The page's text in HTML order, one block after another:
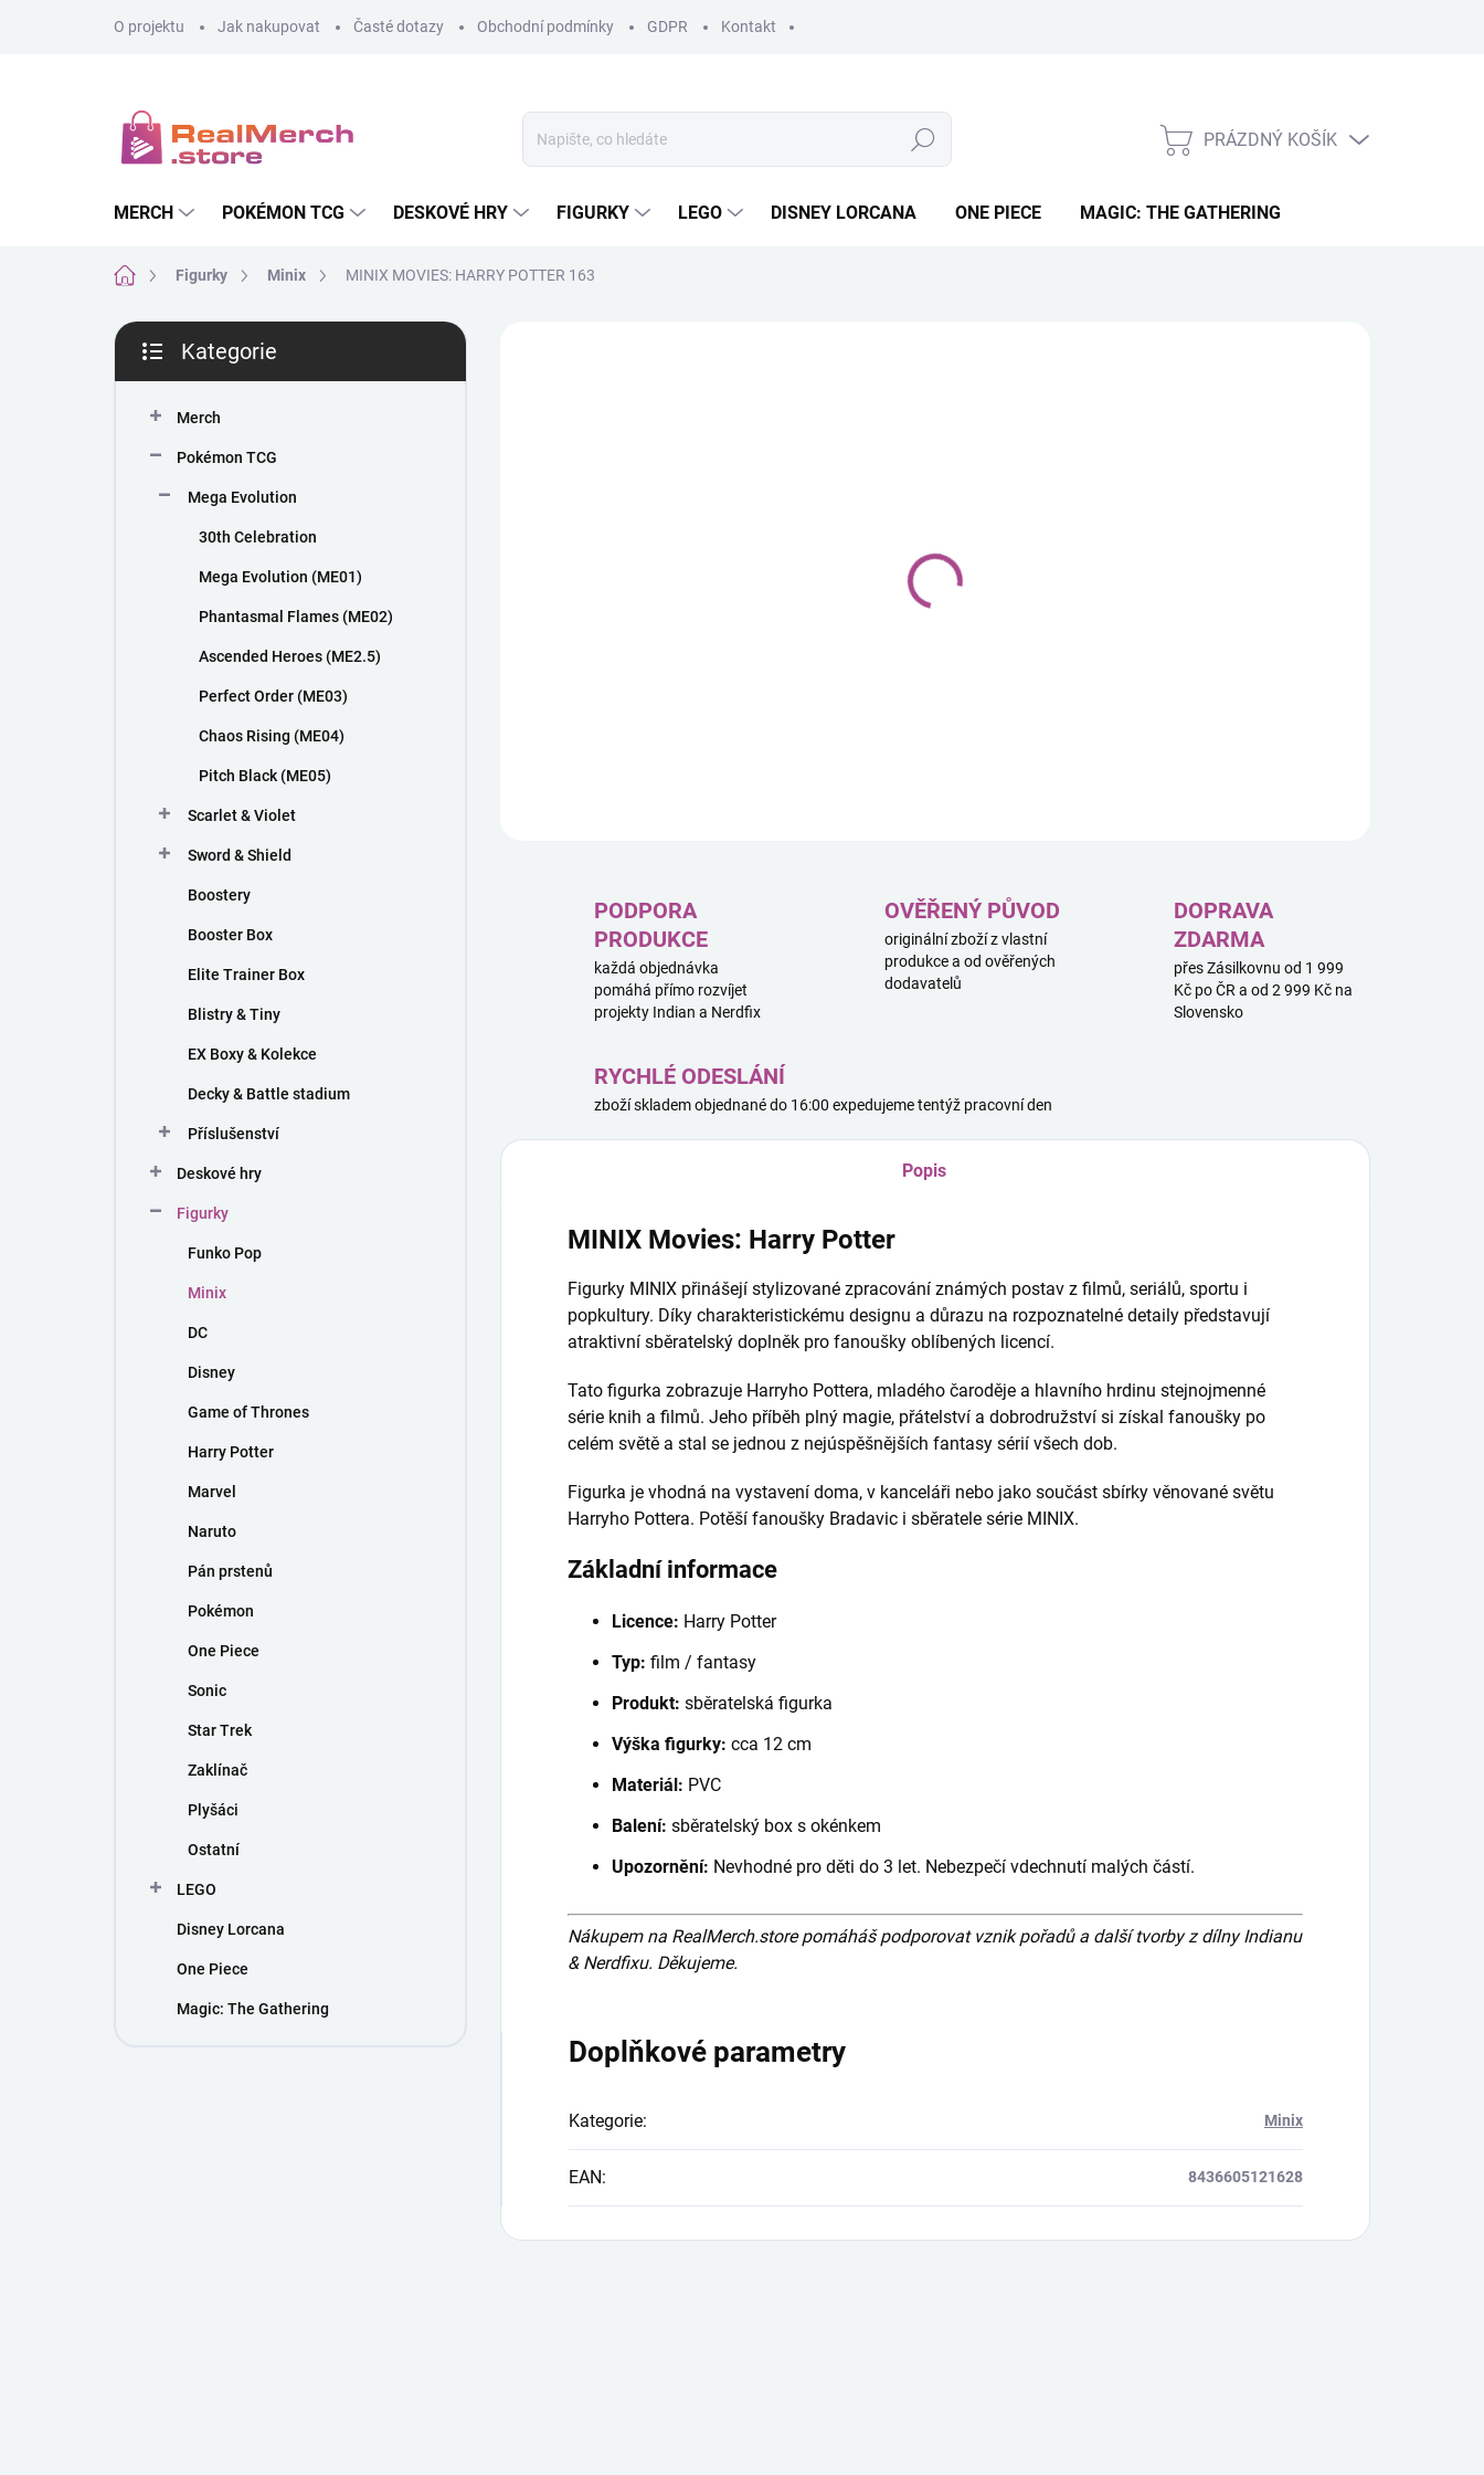
O projektu Jak nakupovat Časté dotazy Obchodní podmínky GDPR Kontakt
Hledat
NÁKUPNÍ
PRÁZDNÝ KOŠÍK
MERCH POKÉMON TCG DESKOVÉ HRY FIGURKY LEGO DISNEY LORCANA ONE PIECE MAGIC: THE GATHERING
Domů Figurky Minix MINIX MOVIES: HARRY POTTER 163
P
s
kategorie
Kategorie
Merch
Pokémon TCG
Mega Evolution
30th Celebration
Mega Evolution (ME01)
Phantasmal Flames (ME02)
Ascended Heroes (ME2.5)
Perfect Order (ME03)
Chaos Rising (ME04)
Pitch Black (ME05)
Scarlet & Violet
Sword & Shield
Boostery
Booster Box
Elite Trainer Box
Blistry & Tiny
EX Boxy & Kolekce
Decky & Battle stadium
Příslušenství
Deskové hry
Figurky
Funko Pop
Minix
DC
Disney
Game of Thrones
Harry Potter
Marvel
Naruto
Pán prstenů
Pokémon
One Piece
Sonic
Star Trek
Zaklínač
Plyšáci
Ostatní
LEGO
Disney Lorcana
One Piece
Magic: The Gathering
PODPORA
PRODUKCE
každá objednávka
pomáhá přímo rozvíjet
projekty Indian a Nerdfix
OVĚŘENÝ PŮVOD
originální zboží z vlastní
produkce a od ověřených
dodavatelů
DOPRAVA
ZDARMA
přes Zásilkovnu od 1 999
Kč po ČR a od 2 999 Kč na
Slovensko
RYCHLÉ ODESLÁNÍ
zboží skladem objednané do 16:00 expedujeme tentýž pracovní den
Popis
MINIX Movies: Harry Potter
Figurky MINIX přinášejí stylizované zpracování známých postav z filmů, seriálů, sportu i
popkultury. Díky charakteristickému designu a důrazu na rozpoznatelné detaily představují
atraktivní sběratelský doplněk pro fanoušky oblíbených licencí.
Tato figurka zobrazuje Harryho Pottera, mladého čaroděje a hlavního hrdinu stejnojmenné
série knih a filmů. Jeho příběh plný magie, přátelství a dobrodružství si získal fanoušky po
celém světě a stal se jednou z nejúspěšnějších fantasy sérií všech dob.
Figurka je vhodná na vystavení doma, v kanceláři nebo jako součást sbírky věnované světu
Harryho Pottera. Potěší fanoušky Bradavic i sběratele série MINIX.
Základní informace
Licence: Harry Potter
Typ: film / fantasy
Produkt: sběratelská figurka
Výška figurky: cca 12 cm
Materiál: PVC
Balení: sběratelský box s okénkem
Upozornění: Nevhodné pro děti do 3 let. Nebezpečí vdechnutí malých částí.
Nákupem na RealMerch.store pomáháš podporovat vznik pořadů a další tvorby z dílny Indianu
& Nerdfixu. Děkujeme.
Doplňkové parametry
Kategorie: Minix
EAN: 8436605121628